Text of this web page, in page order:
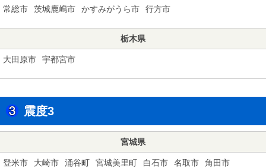
常総市
茨城鹿嶋市 かすみがうら市 行方市
栃木県
大田原市 宇都宮市
震度3
宮城県
登米市 大崎市 涌谷町 宮城美里町 白石市 名取市
角田市